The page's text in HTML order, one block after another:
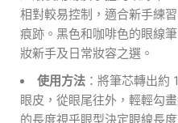
相對較易控制，適合新手練
痕跡。黑色和咖啡色的眼線
妝新手及日常妝容之選。
使用方法 ：將筆芯轉出約
眼皮，從眼尾往外，輕輕勾
的長度視乎眼型決定眼線長